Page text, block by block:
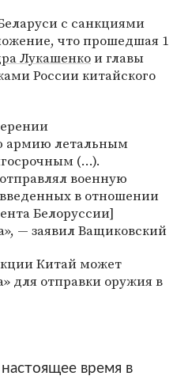
с санкциями
что прошедшая 1
Лукашенкои главы
России китайского
армию летальным
(...).
военную
в отношении
Белоруссии]
— заявил Ващиковский
Китай может
для отправки оружия в
время в